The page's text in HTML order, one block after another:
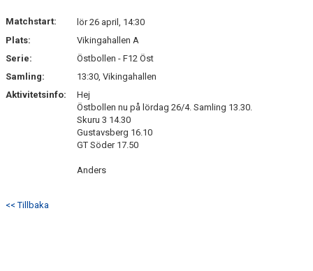
KONTAKT
Matchstart:
lör 26 april, 14:30
Plats:
Vikingahallen A
Serie:
Östbollen - F12 Öst
Samling:
13:30, Vikingahallen
Aktivitetsinfo:
Hej
Östbollen nu på lördag 26/4. Samling 13.30.
Skuru 3 14.30
Gustavsberg 16.10
GT Söder 17.50
Anders
<< Tillbaka